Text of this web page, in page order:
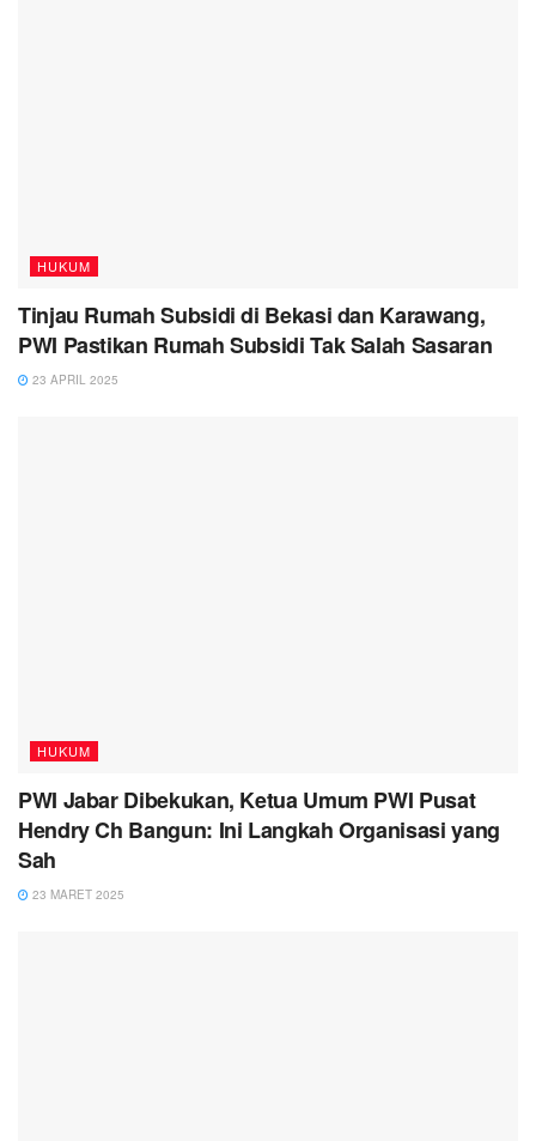
HUKUM
Tinjau Rumah Subsidi di Bekasi dan Karawang,
PWI Pastikan Rumah Subsidi Tak Salah Sasaran
23 APRIL 2025
HUKUM
PWI Jabar Dibekukan, Ketua Umum PWI Pusat
Hendry Ch Bangun: Ini Langkah Organisasi yang
Sah
23 MARET 2025